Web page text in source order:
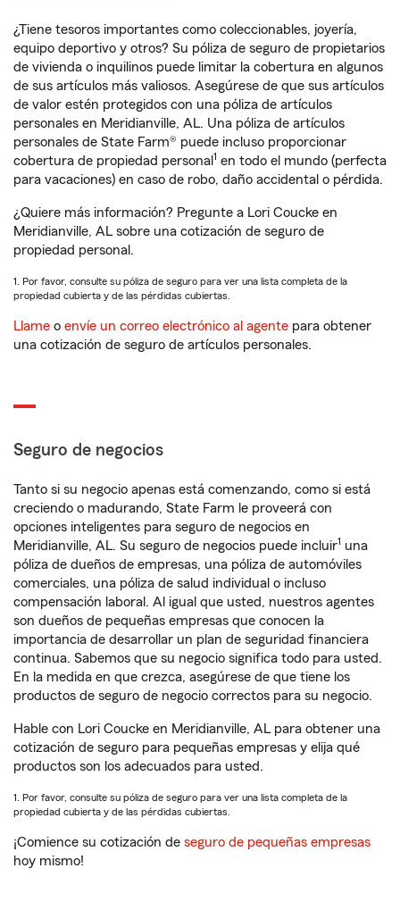
¿Tiene tesoros importantes como coleccionables, joyería,
equipo deportivo y otros? Su póliza de seguro de propietarios
de vivienda o inquilinos puede limitar la cobertura en algunos
de sus artículos más valiosos. Asegúrese de que sus artículos
de valor estén protegidos con una póliza de artículos
personales en Meridianville, AL. Una póliza de artículos
personales de State Farm® puede incluso proporcionar
cobertura de propiedad personal 1 en todo el mundo (perfecta
para vacaciones) en caso de robo, daño accidental o pérdida.
¿Quiere más información? Pregunte a Lori Coucke en
Meridianville, AL sobre una cotización de seguro de
propiedad personal.
1. Por favor, consulte su póliza de seguro para ver una lista completa de la
propiedad cubierta y de las pérdidas cubiertas.
Llame o envíe un correo electrónico al agente para obtener
una cotización de seguro de artículos personales.
Seguro de negocios
Tanto si su negocio apenas está comenzando, como si está
creciendo o madurando, State Farm le proveerá con
opciones inteligentes para seguro de negocios en
Meridianville, AL. Su seguro de negocios puede incluir1 una
póliza de dueños de empresas, una póliza de automóviles
comerciales, una póliza de salud individual o incluso
compensación laboral. Al igual que usted, nuestros agentes
son dueños de pequeñas empresas que conocen la
importancia de desarrollar un plan de seguridad financiera
continua. Sabemos que su negocio significa todo para usted.
En la medida en que crezca, asegúrese de que tiene los
productos de seguro de negocio correctos para su negocio.
Hable con Lori Coucke en Meridianville, AL para obtener una
cotización de seguro para pequeñas empresas y elija qué
productos son los adecuados para usted.
1. Por favor, consulte su póliza de seguro para ver una lista completa de la
propiedad cubierta y de las pérdidas cubiertas.
¡Comience su cotización de seguro de pequeñas empresas
hoy mismo!